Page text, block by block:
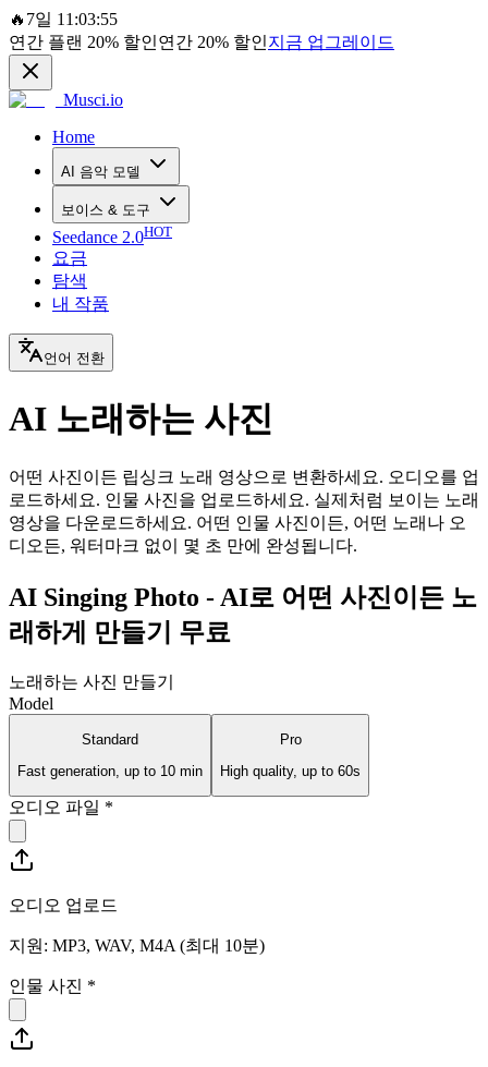
🔥 7일 11:03:55
연간 플랜 20% 할인연간 20% 할인지금 업그레이드
Musci.io
Home
AI 음악 모델
보이스 & 도구
Seedance 2.0HOT
요금
탐색
내 작품
언어 전환
AI 노래하는 사진
어떤 사진이든 립싱크 노래 영상으로 변환하세요. 오디오를 업
로드하세요. 인물 사진을 업로드하세요. 실제처럼 보이는 노래
영상을 다운로드하세요. 어떤 인물 사진이든, 어떤 노래나 오
디오든, 워터마크 없이 몇 초 만에 완성됩니다.
AI Singing Photo - AI로 어떤 사진이든 노
래하게 만들기 무료
노래하는 사진 만들기
Model
Standard
Fast generation, up to 10 min
Pro
High quality, up to 60s
오디오 파일 *
오디오 업로드
지원: MP3, WAV, M4A (최대 10분)
인물 사진 *